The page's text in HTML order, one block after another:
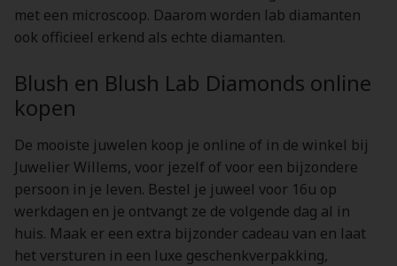
met een microscoop. Daarom worden lab diamanten
ook officieel erkend als echte diamanten.
Blush en Blush Lab Diamonds online
kopen
De mooiste juwelen koop je online of in de winkel bij
Juwelier Willems, voor jezelf of voor een bijzondere
persoon in je leven. Bestel je juweel voor 16u op
werkdagen en je ontvangt ze de volgende dag al in
huis. Maak er een extra bijzonder cadeau van en laat
het versturen in een luxe geschenkverpakking,